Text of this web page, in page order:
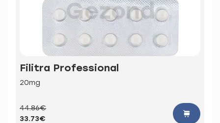
Filitra Professional
20mg
44.86€
33.73€